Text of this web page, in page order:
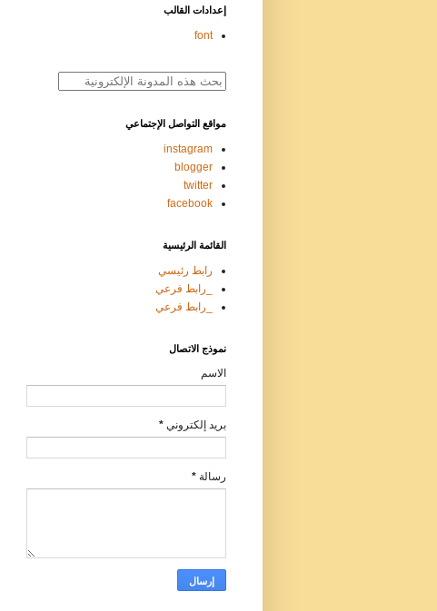
إعدادات القالب
font
مواقع التواصل الإجتماعي
instagram
blogger
twitter
facebook
القائمة الرئيسية
رابط رئيسي
_رابط فرعي
_رابط فرعي
نموذج الاتصال
الاسم
بريد إلكتروني *
رسالة *